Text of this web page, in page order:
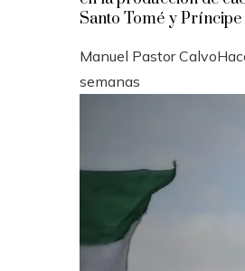
Santo Tomé y Príncipe
Manuel Pastor Calvo
semanas